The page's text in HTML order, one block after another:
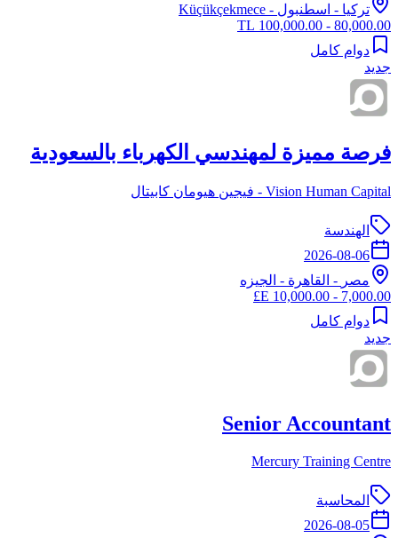
تركيا - اسطنبول - Küçükçekmece
80,000.00 - 100,000.00 TL
دوام كامل
جديد
فرصة مميزة لمهندسي الكهرباء بالسعودية
Vision Human Capital - فيجين هيومان كابيتال
الهندسة
2026-08-06
مصر - القاهرة - الجيزه
7,000.00 - 10,000.00 E£
دوام كامل
جديد
Senior Accountant
Mercury Training Centre
المحاسبة
2026-08-05